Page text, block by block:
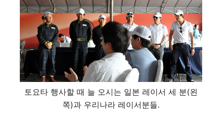
토요타 행사할 때 늘 오시는 일본 레이서 세 분(왼
쪽)과 우리나라 레이서분들.